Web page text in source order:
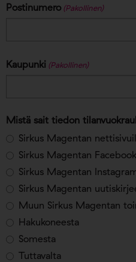
Postinumero (Pakollinen)
Kaupunki (Pakollinen)
Mistä sait tiedon
Sirkus Magentan
Sirkus Magentan
Sirkus Magentan
Sirkus Magentan
Muun Sirkus Magentan
Hakukoneesta
Somesta
Tuttavalta